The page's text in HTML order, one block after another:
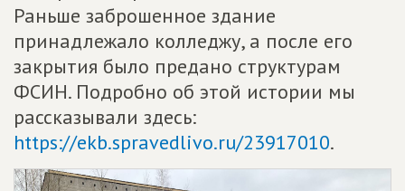
Раньше заброшенное здание
принадлежало колледжу, а после его
закрытия было предано структурам
ФСИН. Подробно об этой истории мы
рассказывали здесь:
https://ekb.spravedlivo.ru/23917010.